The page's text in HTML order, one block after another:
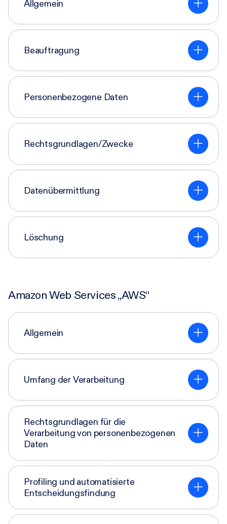
Allgemein
Beauftragung
Personenbezogene Daten
Rechtsgrundlagen/Zwecke
Datenübermittlung
Löschung
Amazon Web Services „AWS“
Allgemein
Umfang der Verarbeitung
Rechtsgrundlagen für die
Verarbeitung von personenbezogenen
Daten
Profiling und automatisierte
Entscheidungsfindung